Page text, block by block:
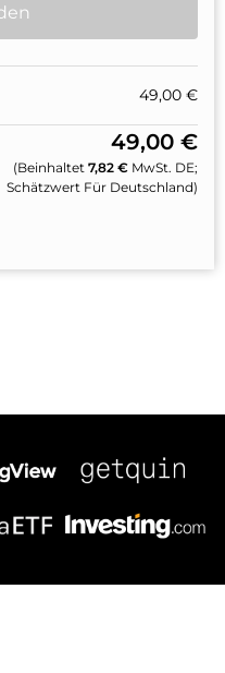
49,00 €
49,00 €
(beinhaltet 7,82 € MwSt. DE;
Schätzwert Für Deutschland)